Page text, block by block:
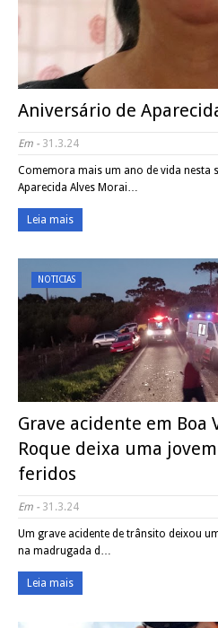
Aniversário de
Em - 31.3.24
Comemora mais um ano de vida nesta
Aparecida Alves Morai…
Leia mais
NOTICIAS
Grave acidente em Boa
Roque deixa uma
feridos
Em - 31.3.24
Um grave acidente de trânsito deixou
na madrugada d…
Leia mais